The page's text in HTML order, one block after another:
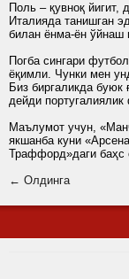
Поль – қувноқ
Италияда танишган
билан ёнма-ён ўйнаш
Погба сингари
ёқимли. Чунки мен
Биз биргаликда буюк
дейди
Маълумот учун,
якшанба куни
Траффорд»даги баҳс
← Олдинга